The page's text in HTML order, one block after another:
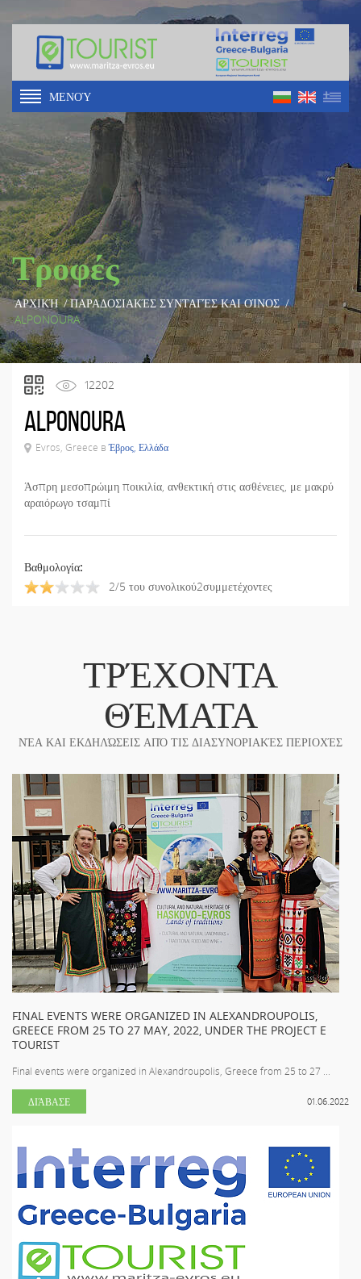
ΜΕΝΟΎ
Τροφές
ΑΡΧΙΚΉ/ΠΑΡΑΔΟΣΙΑΚΈΣ ΣΥΝΤΑΓΈΣ ΚΑΙ ΟΊΝΟΣ/
ALPONOURA
12202
Alponoura
Evros, Greece вΈβρος, Ελλάδα
Άσπρη μεσοπρώιμη ποικιλία, ανθεκτική στις ασθένειες, με μακρύ
αραιόρωγο τσαμπί
Βαθμολογία:
2/5 του συνολικού2συμμετέχοντες
ΤΡΈΧΟΝΤΑ
ΘΈΜΑΤΑ
ΝΈΑ ΚΑΙ ΕΚΔΗΛΏΣΕΙΣ ΑΠΌ ΤΙΣ ΔΙΑΣΥΝΟΡΙΑΚΈΣ ΠΕΡΙΟΧΈΣ
FINAL EVENTS WERE ORGANIZED IN ALEXANDROUPOLIS,
GREECE FROM 25 TO 27 MAY, 2022, UNDER THE PROJECT E
TOURIST
Final events were organized in Alexandroupolis, Greece from 25 to 27 ...
01.06.2022
ΔΙΆΒΑΣΕ